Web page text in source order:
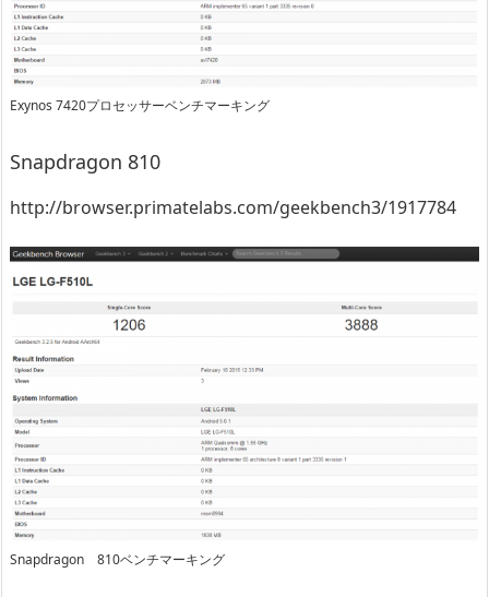
Exynos 7420プロセッサーベンチマーキング
Snapdragon 810
http://browser.primatelabs.com/geekbench3/1917784
Snapdragon 810ベンチマーキング